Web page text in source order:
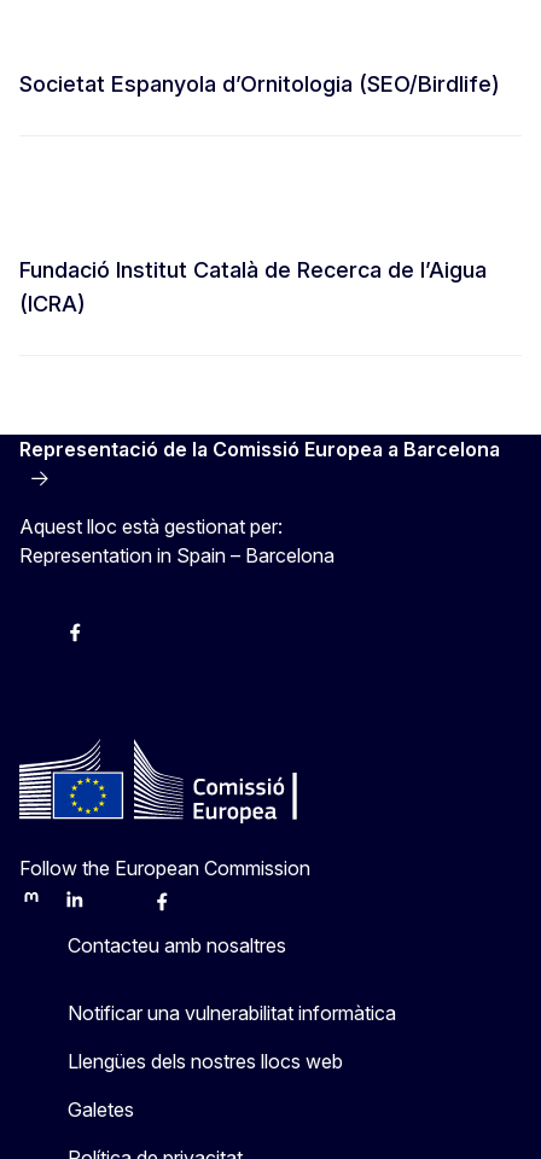
Societat Espanyola d’Ornitologia (SEO/Birdlife)
Fundació Institut Català de Recerca de l’Aigua
(ICRA)
Representació de la Comissió Europea a Barcelona
Aquest lloc està gestionat per:
Representation in Spain – Barcelona
InstagramFacebook
Follow the European Commission
MastodonLinkedInBlueskyFacebook
Contacteu amb nosaltres
Notificar una vulnerabilitat informàtica
Llengües dels nostres llocs web
Galetes